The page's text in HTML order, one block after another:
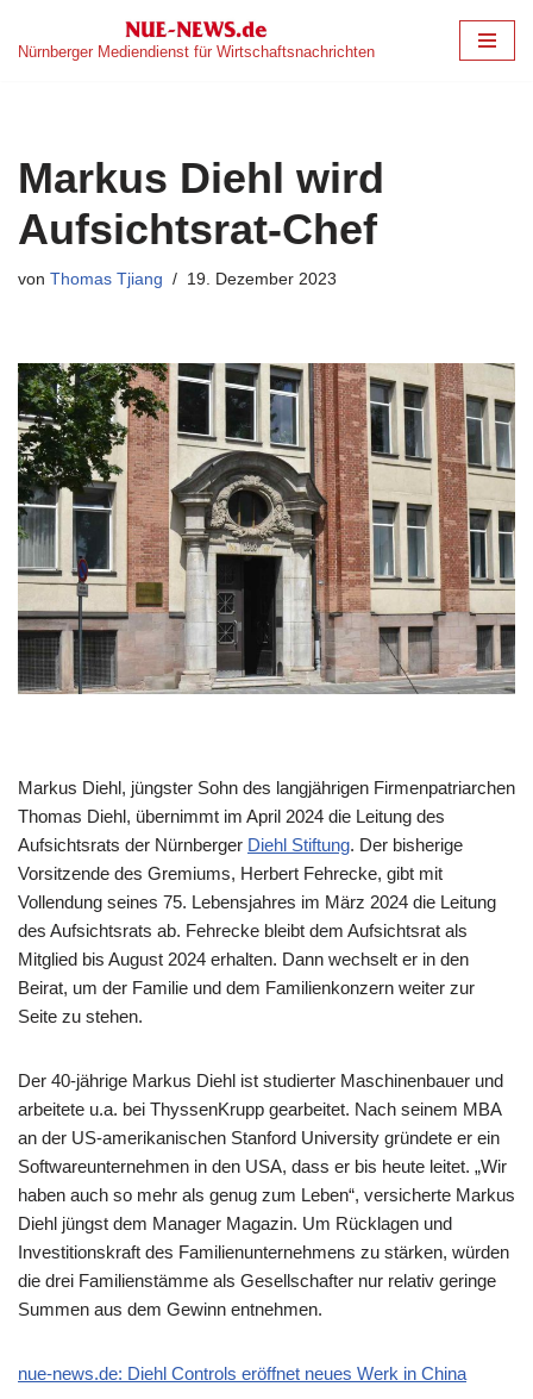
Zum
Nürnberger Mediendienst für Wirtschaftsnachrichten
Markus Diehl wird
Aufsichtsrat-Chef
von Thomas Tjiang 19. Dezember 2023
Markus Diehl, jüngster Sohn des langjährigen Firmenpatriarchen
Thomas Diehl, übernimmt im April 2024 die Leitung des
Aufsichtsrats der Nürnberger Diehl Stiftung. Der bisherige
Vorsitzende des Gremiums, Herbert Fehrecke, gibt mit
Vollendung seines 75. Lebensjahres im März 2024 die Leitung
des Aufsichtsrats ab. Fehrecke bleibt dem Aufsichtsrat als
Mitglied bis August 2024 erhalten. Dann wechselt er in den
Beirat, um der Familie und dem Familienkonzern weiter zur
Seite zu stehen.
Der 40-jährige Markus Diehl ist studierter Maschinenbauer und
arbeitete u.a. bei ThyssenKrupp gearbeitet. Nach seinem MBA
an der US-amerikanischen Stanford University gründete er ein
Softwareunternehmen in den USA, dass er bis heute leitet. „Wir
haben auch so mehr als genug zum Leben“, versicherte Markus
Diehl jüngst dem Manager Magazin. Um Rücklagen und
Investitionskraft des Familienunternehmens zu stärken, würden
die drei Familienstämme als Gesellschafter nur relativ geringe
Summen aus dem Gewinn entnehmen.
nue-news.de: Diehl Controls eröffnet neues Werk in China